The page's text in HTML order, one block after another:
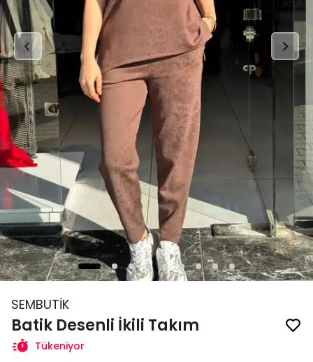
SEMBUTİK
Batik Desenli İkili Takım
Tükeniyor